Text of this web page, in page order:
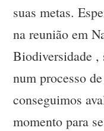
suas metas.
na reunião em
Biodiversidade ,
num processo
conseguimos
momento para